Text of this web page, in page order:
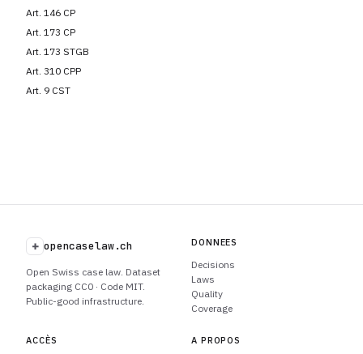
Art. 146 CP
Art. 173 CP
Art. 173 STGB
Art. 310 CPP
Art. 9 CST
+ opencaselaw.ch
Open Swiss case law. Dataset
packaging CC0 · Code MIT.
Public-good infrastructure.
DONNEES
Decisions
Laws
Quality
Coverage
ACCÈS A PROPOS